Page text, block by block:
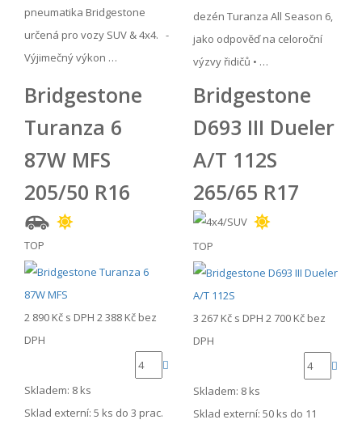
pneumatika Bridgestone
určená pro vozy SUV & 4x4. -
Výjimečný výkon …
dezén Turanza All Season 6,
jako odpověď na celoroční
výzvy řidičů • …
Bridgestone
Turanza 6
87W MFS
205/50 R16
TOP
2 890 Kč s DPH 2 388 Kč bez
DPH
Skladem: 8 ks
Sklad externí: 5 ks do 3 prac.
Bridgestone
D693 III Dueler
A/T 112S
265/65 R17
TOP
3 267 Kč s DPH 2 700 Kč bez
DPH
Skladem: 8 ks
Sklad externí: 50 ks do 11